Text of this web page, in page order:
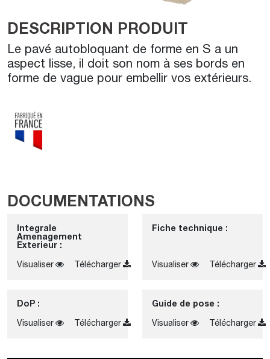
DESCRIPTION PRODUIT
Le pavé autobloquant de forme en S a un
aspect lisse, il doit son nom à ses bords en
forme de vague pour embellir vos extérieurs.
DOCUMENTATIONS
Integrale
Amenagement
Exterieur :
Visualiser
Télécharger
Fiche technique :
Visualiser Télécharger
DoP :
Visualiser
Télécharger
Guide de pose :
Visualiser
Télécharger